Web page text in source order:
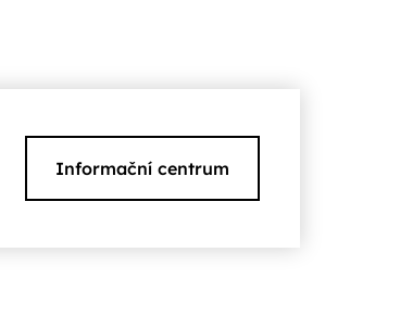
Informační centrum